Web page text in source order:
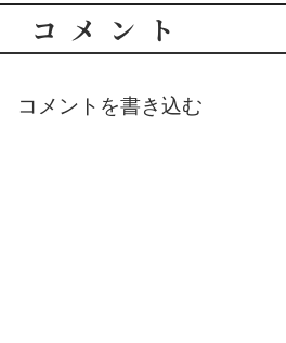
コメント
コメントを書き込む